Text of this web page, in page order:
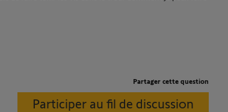
Partager cette question
Participer au fil de discussion